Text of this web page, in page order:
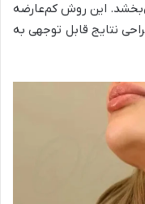
این روش کم‌عارضه
نتایج قابل توجهی به